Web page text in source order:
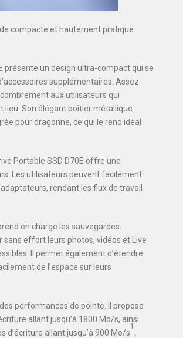
compacte et hautement pratique
présente un design ultra-compact qui se
supplémentaires. Assez
aux utilisateurs qui
Son élégant boîtier métallique
pour dragonne, ce qui le rend idéal
Portable SSD D70E offre une
Les utilisateurs peuvent facilement
rendant les flux de travail
en charge les sauvegardes
sans effort leurs photos, vidéos et Live
Il permet également d’étendre
de l’espace sur leurs
performances de pointe. Il propose
allant jusqu’à 1800 Mo/s, ainsi
d’écriture allant jusqu’à 900 Mo/s
1
,